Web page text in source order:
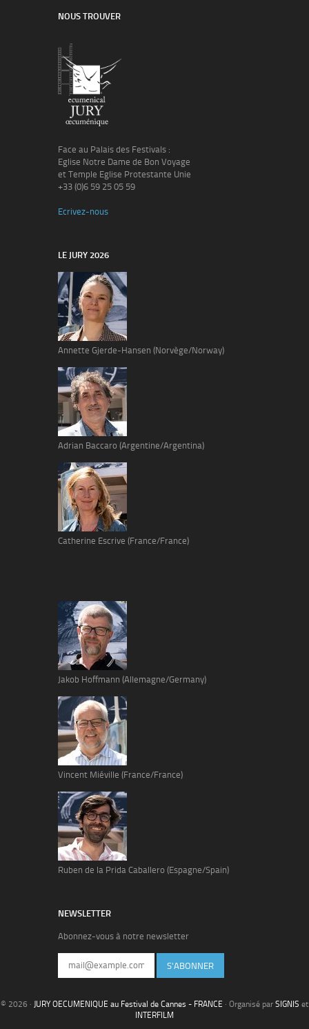
NOUS TROUVER
Face au Palais des Festivals :
Eglise Notre Dame de Bon Voyage
et Temple Eglise Protestante Unie
+33 (0)6 59 25 05 59
Ecrivez-nous
LE JURY 2026
Annette Gjerde-Hansen (Norvège/Norway)
Adrian Baccaro (Argentine/Argentina)
Catherine Escrive (France/France)
Jakob Hoffmann (Allemagne/Germany)
Vincent Miéville (France/France)
Ruben de la Prida Caballero (Espagne/Spain)
NEWSLETTER
Abonnez-vous à notre newsletter
S'ABONNER
© 2026 · JURY OECUMENIQUE au Festival de Cannes - FRANCE · Organisé par SIGNIS et
INTERFILM